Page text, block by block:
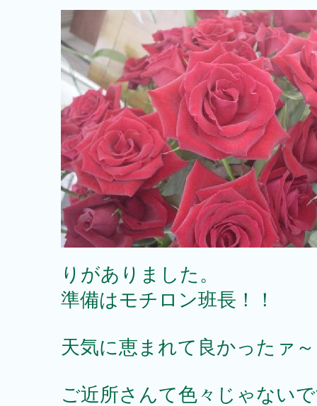
りがありました。
準備はモチロン班長！！
天気に恵まれて良かったァ
ご近所さんて色々じゃない